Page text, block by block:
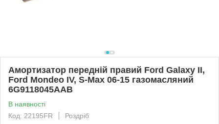
Амортизатор передній правий Ford Galaxy II,
Ford Mondeo IV, S-Max 06-15 газомасляний
6G9118045AAB
В наявності
Код: 22195FR
Роздріб